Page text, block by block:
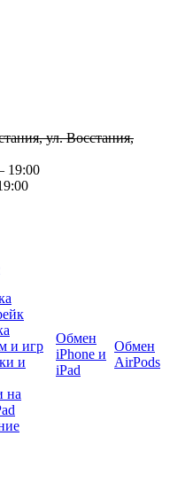
ул. Восстания,
и игр
и
на
Обмен
iPhone и
iPad
Обмен
AirPods